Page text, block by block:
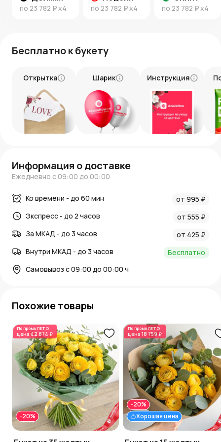
по 23 782 ₽x4 по 23 782 ₽x4 по 23 782 ₽x4
Бесплатно к букету
Открытка Шарик Инструкция
Информация о доставке
Ежедневно с 09:00 до 00:00
Ко времени - до 60 мин
от 995 ₽
Экспресс - до 2 часов
от 555 ₽
За МКАД - до 3 часов
от 425 ₽
Внутри МКАД - до 3 часов
Бесплатно
Самовывоз с 09:00 до 00:00 ч
Похожие товары
По промоЛЕТО
цена 42 874 ₽
-20%
По промоЛЕТО
цена 18 759 ₽
Хорошая цена
-20%